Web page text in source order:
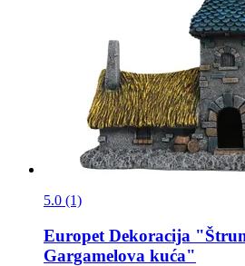
5.0 (1)
Europet Dekoracija
Gargamelova kuća"